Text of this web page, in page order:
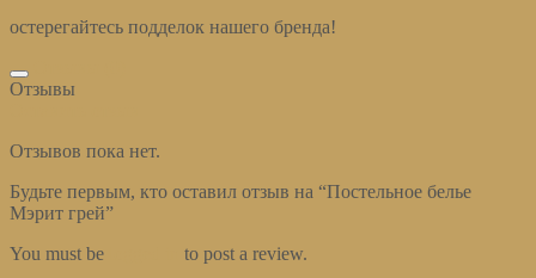
остерегайтесь подделок нашего бренда!
Отзывы
Отзывов пока нет.
Будьте первым, кто оставил отзыв на “Постельное белье
Мэрит грей”
You must be
to post a review.